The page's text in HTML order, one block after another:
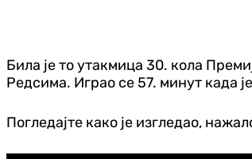
Била је то утакмица 30. кола
Редсима. Играо се 57. минут када
Погледајте како је изгледао,